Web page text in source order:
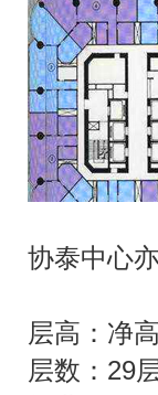
协泰中心
层高：净
层数：29